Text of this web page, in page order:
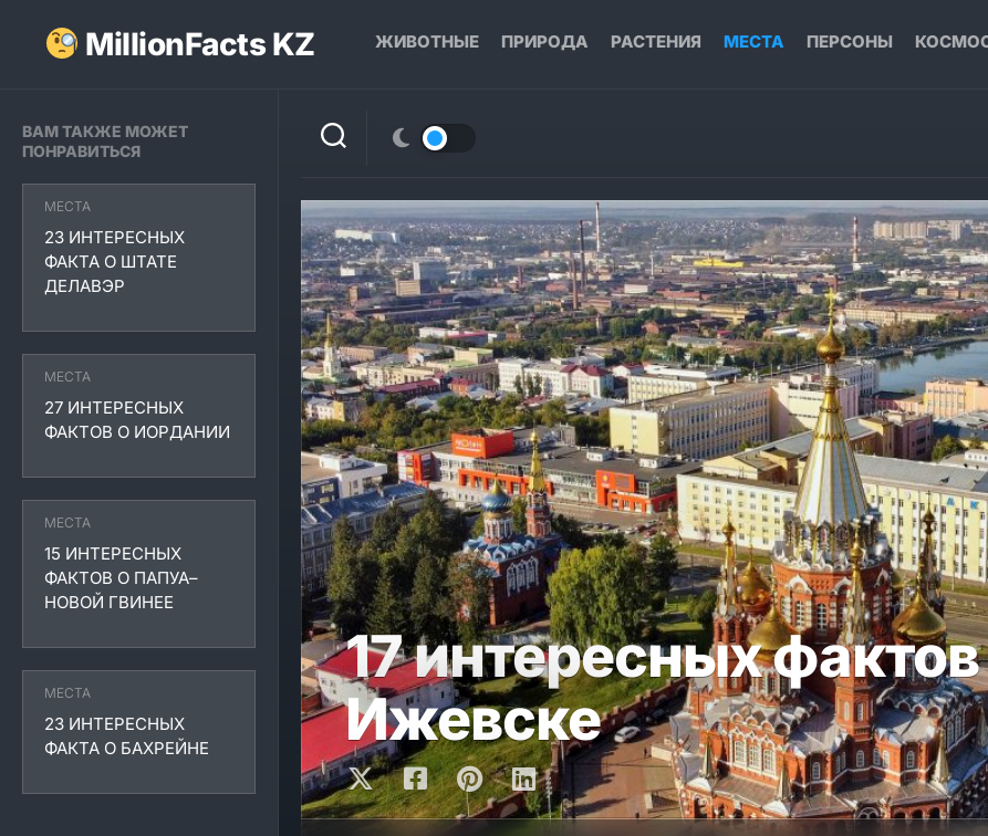
содержаниюMillionFacts KZ ЖИВОТНЫЕ ПРИРОДА РАСТЕНИЯ МЕСТА ПЕРСОНЫ
ВАМ ТАКЖЕ МОЖЕТ
ПОНРАВИТЬСЯ
МЕСТА
23 ИНТЕРЕСНЫХ
ФАКТА О ШТАТЕ
ДЕЛАВЭР
МЕСТА
27 ИНТЕРЕСНЫХ
ФАКТОВ О ИОРДАНИИ
МЕСТА
15 ИНТЕРЕСНЫХ
ФАКТОВ О ПАПУА–
НОВОЙ ГВИНЕЕ
МЕСТА
23 ИНТЕРЕСНЫХ
ФАКТА О БАХРЕЙНЕ
17 интересных
Ижевске